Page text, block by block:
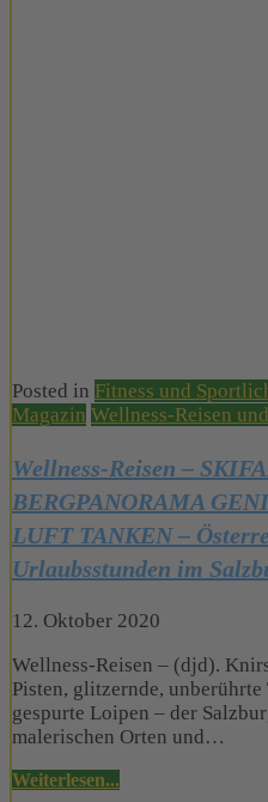
Posted in Fitness und
Magazin Wellness-Reisen
Wellness-Reisen –
BERGPANORAMA
LUFT TANKEN –
Urlaubsstunden im
12. Oktober 2020
Wellness-Reisen – (djd).
Pisten, glitzernde,
gespurte Loipen – der
malerischen Orten und…
Weiterlesen...